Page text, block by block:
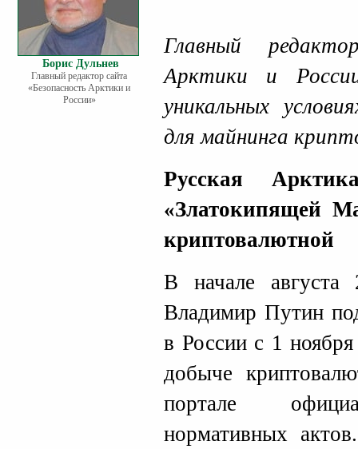
Борис Дульнев
Главный редактор сайта
«Безопасность Арктики и
России»
Главный
Арктики и
уникальных
для майнинга
Русская
«Златокипящей
криптовалютной
В начале
Владимир Путин
в России с 1
добыче
портале
нормативных